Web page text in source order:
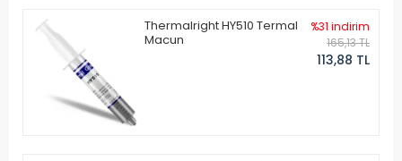
Thermalright HY510 Termal
Macun
%31 indirim
165,13 TL
113,88 TL